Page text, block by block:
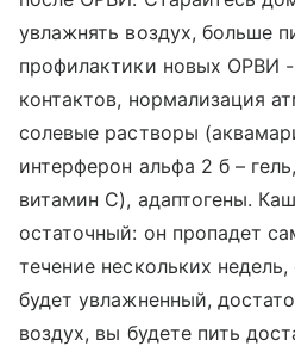
увлажнять воздух, больше
профилактики новых ОРВИ -
контактов, нормализация
солевые растворы
интерферон альфа 2 б –
витамин С), адаптогены.
остаточный: он пропадет
течение нескольких
будет увлажненный,
воздух, вы будете пить